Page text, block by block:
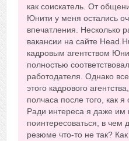
как соискатель. От
Юнити у меня остались
впечатления. Несколько
вакансии на сайте Head
кадровым агентством
полностью
работодателя. Однако
этого кадрового
полчаса после того, как
Ради интереса я даже им
поинтересоваться, в
резюме что-то не так?